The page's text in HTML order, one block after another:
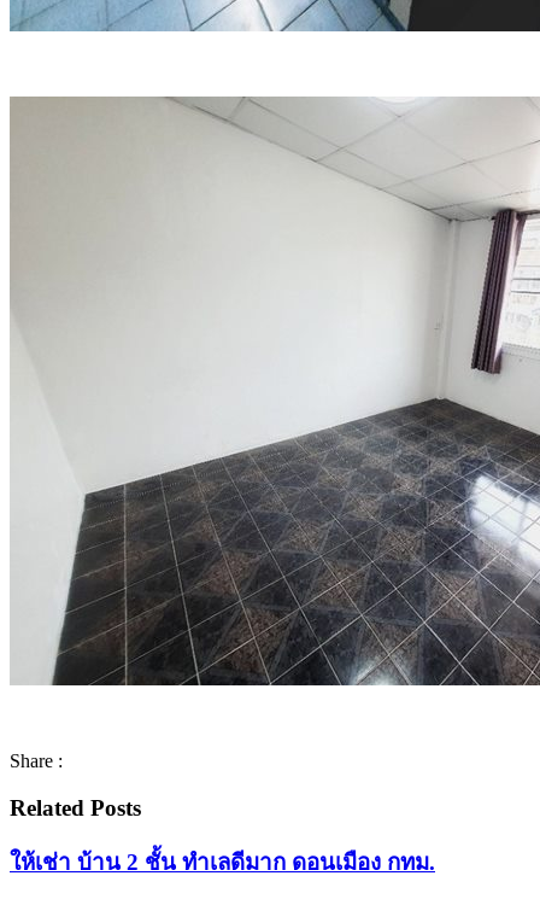
Share :
Related Posts
ให้เช่า บ้าน 2 ชั้น ทำเลดีมาก ดอนเมือง กทม.